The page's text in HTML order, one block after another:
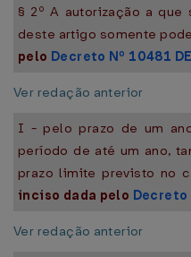
§ 2º A autorização a
deste artigo somente
pelo Decreto Nº 10481
Ver redação anterior
I - pelo prazo de um
período de até um ano,
prazo limite previsto no
inciso dada pelo Decreto
Ver redação anterior